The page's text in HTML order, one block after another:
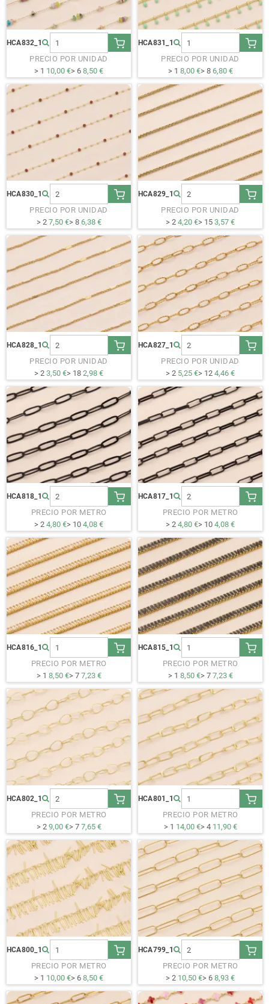
HCA832_1
PRECIO POR UNIDAD
> 1 10,00 €> 6 8,50 €
HCA831_1
PRECIO POR UNIDAD
> 1 8,00 €> 8 6,80 €
HCA830_1
PRECIO POR UNIDAD
> 2 7,50 €> 8 6,38 €
HCA829_1
PRECIO POR UNIDAD
> 2 4,20 €> 15 3,57 €
HCA828_1
PRECIO POR UNIDAD
> 2 3,50 €> 18 2,98 €
HCA827_1
PRECIO POR UNIDAD
> 2 5,25 €> 12 4,46 €
HCA818_1
PRECIO POR METRO
> 2 4,80 €> 10 4,08 €
HCA817_1
PRECIO POR METRO
> 2 4,80 €> 10 4,08 €
HCA816_1
PRECIO POR METRO
> 1 8,50 €> 7 7,23 €
HCA815_1
PRECIO POR METRO
> 1 8,50 €> 7 7,23 €
HCA802_1
PRECIO POR METRO
> 2 9,00 €> 7 7,65 €
HCA801_1
PRECIO POR METRO
> 1 14,00 €> 4 11,90 €
HCA800_1
PRECIO POR METRO
> 1 10,00 €> 6 8,50 €
HCA799_1
PRECIO POR METRO
> 2 10,50 €> 6 8,93 €